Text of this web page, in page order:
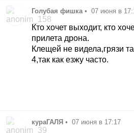
Голубая фишка • 07 июня в
Кто хочет выходит, кто
прилета дрона.
Клещей не видела,грязи
4,так как езжу часто.
кураГАЛЯ • 07 июня в 17:17